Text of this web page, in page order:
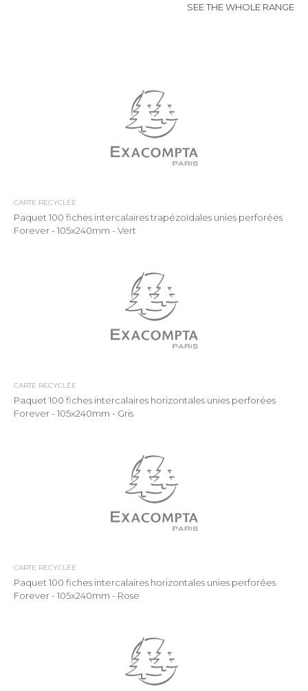
SEE THE WHOLE RANGE
CARTE RECYCLÉE
Paquet 100 fiches intercalaires trapézoïdales unies perforées
Forever - 105x240mm - Vert
CARTE RECYCLÉE
Paquet 100 fiches intercalaires horizontales unies perforées
Forever - 105x240mm - Gris
CARTE RECYCLÉE
Paquet 100 fiches intercalaires horizontales unies perforées
Forever - 105x240mm - Rose